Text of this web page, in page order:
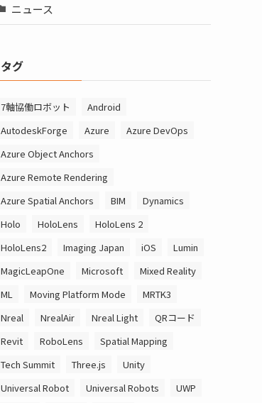
ニュース
タグ
7軸協働ロボット
Android
AutodeskForge
Azure
Azure DevOps
Azure Object Anchors
Azure Remote Rendering
Azure Spatial Anchors
BIM
Dynamics
Holo
HoloLens
HoloLens 2
HoloLens2
Imaging Japan iOS
Lumin
MagicLeapOne
Microsoft
Mixed Reality
ML
Moving Platform Mode
MRTK3
Nreal
NrealAir Nreal Light
QRコード
Revit
RoboLens
Spatial Mapping
Tech Summit
Three.js
Unity
Universal Robot
Universal Robots
UWP